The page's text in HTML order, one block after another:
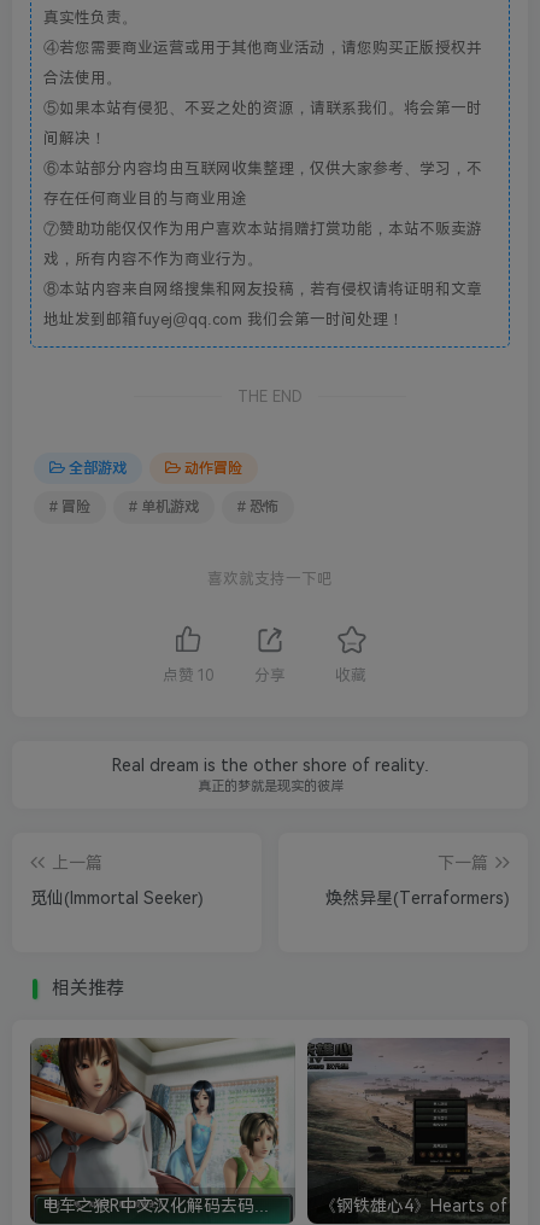
真实性负责。
④若您需要商业运营或用于其他商业活动，请您购买正版授权并
合法使用。
⑤如果本站有侵犯、不妥之处的资源，请联系我们。将会第一时
间解决！
⑥本站部分内容均由互联网收集整理，仅供大家参考、学习，不
存在任何商业目的与商业用途
⑦赞助功能仅仅作为用户喜欢本站捐赠打赏功能，本站不贩卖游
戏，所有内容不作为商业行为。
⑧本站内容来自网络搜集和网友投稿，若有侵权请将证明和文章
地址发到邮箱fuyej@qq.com 我们会第一时间处理！
THE END
全部游戏 动作冒险
# 冒险 # 单机游戏 # 恐怖
喜欢就支持一下吧
点赞 10 分享 收藏
Real dream is the other shore of reality.
真正的梦就是现实的彼岸
上一篇
觅仙(Immortal Seeker)
下一篇
焕然异星(Terraformers)
相关推荐